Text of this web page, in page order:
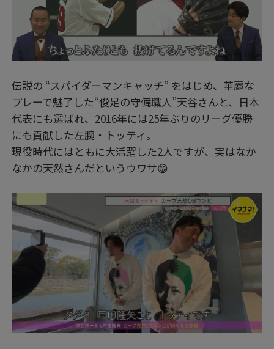
伝説の “スパイダーマンキャッチ” をはじめ、華麗な
プレーで魅了した“俊足の守備職人”天谷さんと、日本
代表にも選ばれ、2016年には25年ぶりのリーグ優勝
にも貢献した左腕・トッティ。
現役時代にはともに大活躍した2人ですが、実はなか
なかの天然さんだというウワサ😁